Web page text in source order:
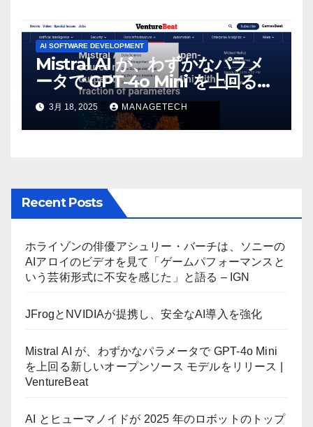
AI SOFTWARE DEVELOPMENT
Mistral AI が、わずかなパラメ
ータで GPT-4o Mini を上回る新
しいオープンソース モデルをリ
リース | VentureBeat
3月 18, 2025 MANAGETECH
Recent Posts
ホライゾンの俳優アシュリー・バーチは、ソニーの
AIアロイのビデオを見て「ゲームパフォーマンスと
いう芸術形式に不安を感じた」と語る – IGN
JFrogとNVIDIAが提携し、安全なAI導入を強化
Mistral AI が、わずかなパラメータで GPT-4o Mini
を上回る新しいオープンソース モデルをリリース |
VentureBeat
AI とヒューマノイドが 2025 年のロボットのトップ